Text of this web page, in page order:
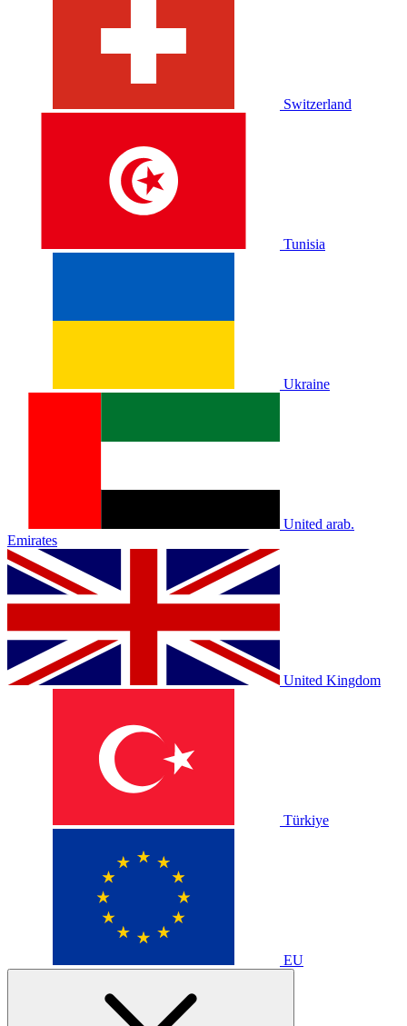
Switzerland
Tunisia
Ukraine
United arab.
Emirates
United Kingdom
Türkiye
EU